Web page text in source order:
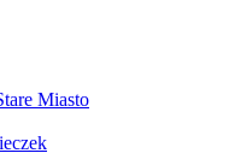
Miasto